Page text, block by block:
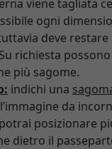
viene tagliata
ogni
deve
richiesta
più sagome.
indichi una
da
posizionare
dietro il